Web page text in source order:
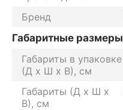
Бренд
Габаритные размеры
Габариты в упаковке
(Д х Ш х В), см
Габариты (Д х Ш х
В), см